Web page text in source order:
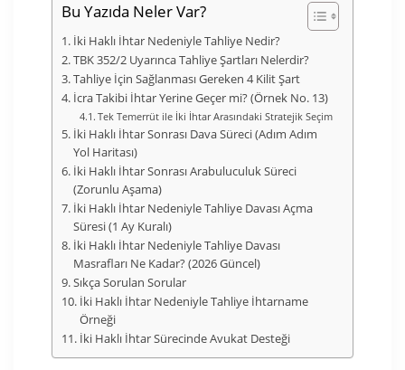
Bu Yazıda Neler Var?
İki Haklı İhtar Nedeniyle Tahliye Nedir?
TBK 352/2 Uyarınca Tahliye Şartları Nelerdir?
Tahliye İçin Sağlanması Gereken 4 Kilit Şart
İcra Takibi İhtar Yerine Geçer mi? (Örnek No. 13)
Tek Temerrüt ile İki İhtar Arasındaki Stratejik Seçim
İki Haklı İhtar Sonrası Dava Süreci (Adım Adım
Yol Haritası)
İki Haklı İhtar Sonrası Arabuluculuk Süreci
(Zorunlu Aşama)
İki Haklı İhtar Nedeniyle Tahliye Davası Açma
Süresi (1 Ay Kuralı)
İki Haklı İhtar Nedeniyle Tahliye Davası
Masrafları Ne Kadar? (2026 Güncel)
Sıkça Sorulan Sorular
İki Haklı İhtar Nedeniyle Tahliye İhtarname
Örneği
İki Haklı İhtar Sürecinde Avukat Desteği